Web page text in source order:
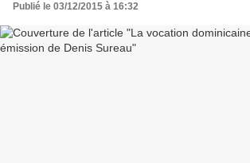
Publié le 03/12/2015 à 16:32